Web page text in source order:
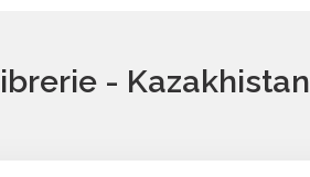
- Kazakhistan